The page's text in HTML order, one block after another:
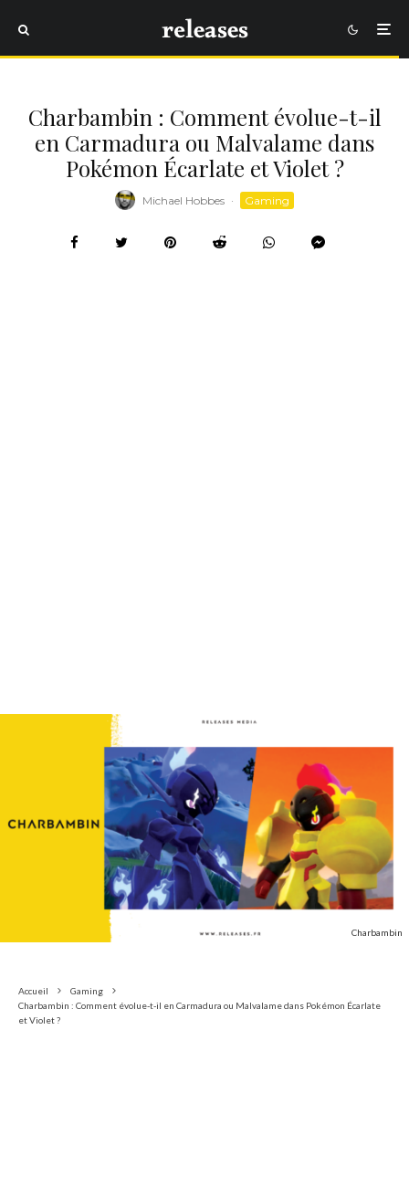
Charbambin : Comment évolue-t-il
en Carmadura ou Malvalame dans
Pokémon Écarlate et Violet ?
Michael Hobbes · Gaming
Charbambin
Accueil
Gaming
Charbambin : Comment évolue-t-il en Carmadura ou Malvalame dans Pokémon Écarlate
et Violet ?